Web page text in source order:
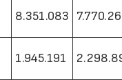
8.351.083
1.945.191